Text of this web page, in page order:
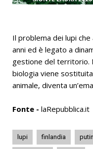
Il problema dei lupi
anni ed è legato a
gestione del territorio.
biologia viene sostituita
animale, diventa
Fonte - laRepubblica.it
lupi finlandia putin